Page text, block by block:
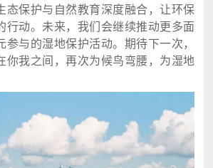
态保护与自然教育深度融合，让环保
行动。未来，我们会继续推动更多面
参与的湿地保护活动。期待下一次，
你我之间，再次为候鸟弯腰，为湿地